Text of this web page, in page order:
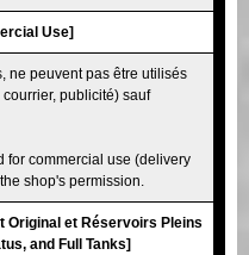
Use]
ne peuvent pas être utilisés
publicité) sauf
for commercial use (delivery
shop's permission.
Original et Réservoirs Pleins
and Full Tanks]